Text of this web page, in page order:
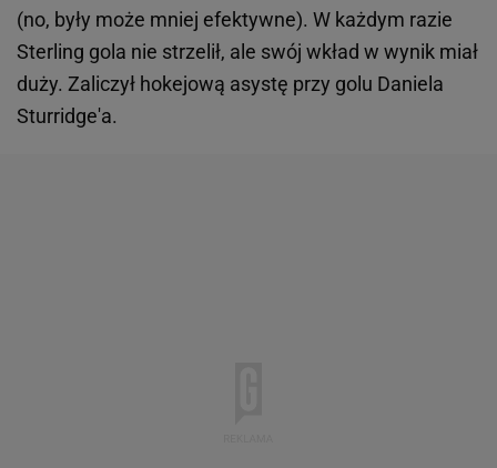
(no, były może mniej efektywne). W każdym razie
Sterling gola nie strzelił, ale swój wkład w wynik miał
duży. Zaliczył hokejową asystę przy golu Daniela
Sturridge'a.